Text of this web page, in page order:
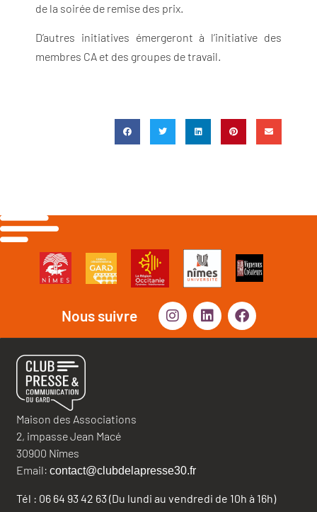
de la soirée de remise des prix.
D’autres initiatives émergeront à l’initiative des
membres CA et des groupes de travail.
Nous suivre
Maison des Associations
2, impasse Jean Macé
30900 Nîmes
Email: contact@clubdelapresse30.fr
Tél : 06 64 93 42 63 (Du lundi au vendredi de 10h à 16h)